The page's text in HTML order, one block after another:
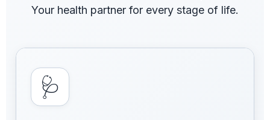
Your health partner for every stage of life.
🩺